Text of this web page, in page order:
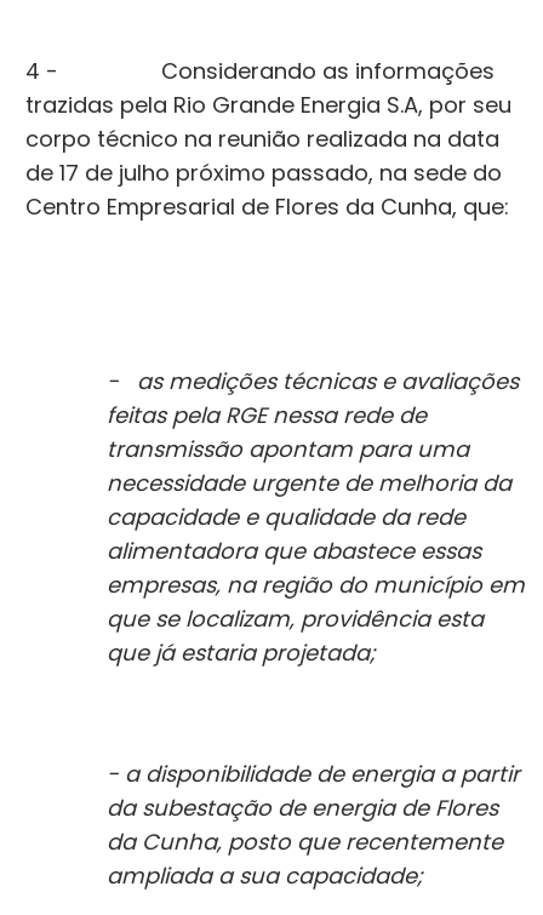
4 - Considerando as informações
trazidas pela Rio Grande Energia S.A, por seu
corpo técnico na reunião realizada na data
de 17 de julho próximo passado, na sede do
Centro Empresarial de Flores da Cunha, que:
- as medições técnicas e avaliações
feitas pela RGE nessa rede de
transmissão apontam para uma
necessidade urgente de melhoria da
capacidade e qualidade da rede
alimentadora que abastece essas
empresas, na região do município em
que se localizam, providência esta
que já estaria projetada;
- a disponibilidade de energia a partir
da subestação de energia de Flores
da Cunha, posto que recentemente
ampliada a sua capacidade;